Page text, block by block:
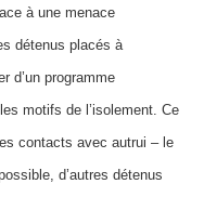
à une menace
détenus placés à
d’un programme
motifs de l’isolement. Ce
contacts avec autrui – le
d’autres détenus